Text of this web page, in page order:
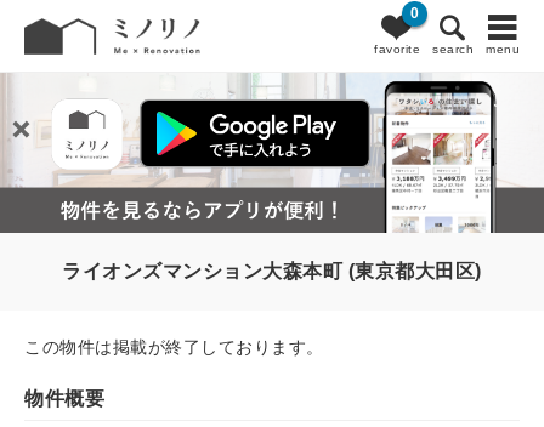
favorite
0
search menu
ライオンズマンション大森本町 (東京都大田区)
この物件は掲載が終了しております。
物件概要